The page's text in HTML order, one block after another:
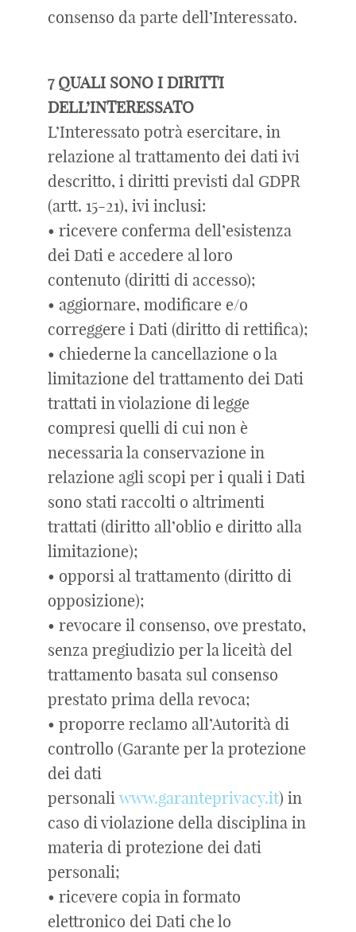
consenso da parte dell’Interessato.
7 QUALI SONO I DIRITTI
DELL’INTERESSATO
L’Interessato potrà esercitare, in
relazione al trattamento dei dati ivi
descritto, i diritti previsti dal GDPR
(artt. 15-21), ivi inclusi:
• ricevere conferma dell’esistenza
dei Dati e accedere al loro
contenuto (diritti di accesso);
• aggiornare, modificare e/o
correggere i Dati (diritto di rettifica);
• chiederne la cancellazione o la
limitazione del trattamento dei Dati
trattati in violazione di legge
compresi quelli di cui non è
necessaria la conservazione in
relazione agli scopi per i quali i Dati
sono stati raccolti o altrimenti
trattati (diritto all’oblio e diritto alla
limitazione);
• opporsi al trattamento (diritto di
opposizione);
• revocare il consenso, ove prestato,
senza pregiudizio per la liceità del
trattamento basata sul consenso
prestato prima della revoca;
• proporre reclamo all’Autorità di
controllo (Garante per la protezione
dei dati
personali www.garanteprivacy.it) in
caso di violazione della disciplina in
materia di protezione dei dati
personali;
• ricevere copia in formato
elettronico dei Dati che lo